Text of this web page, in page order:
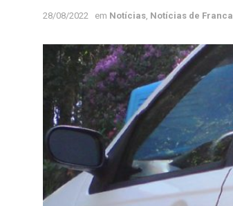
28/08/2022 em Notícias Notícias de Franca